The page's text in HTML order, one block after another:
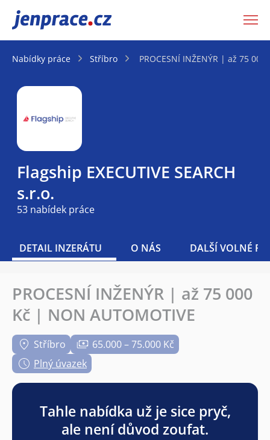
JenPráce.cz
Nabídky práce Stříbro PROCESNÍ INŽENÝR | až 75
Flagship EXECUTIVE SEARCH
s.r.o.
53 nabídek práce
DETAIL INZERÁTU O NÁS DALŠÍ VOLNÉ
PROCESNÍ INŽENÝR | až 75 000
Kč | NON AUTOMOTIVE
Stříbro
65.000 – 75.000 Kč
Plný úvazek
Tahle nabídka už je sice pryč,
ale není důvod zoufat.